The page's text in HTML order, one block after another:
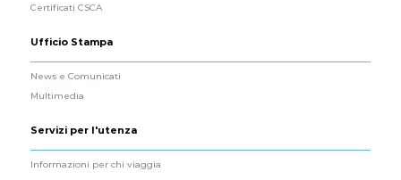
Certificati CSCA
Ufficio Stampa
News e Comunicati
Multimedia
Servizi per l'utenza
Informazioni per chi viaggia